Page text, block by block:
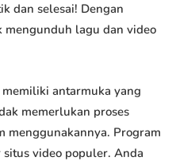
dan selesai! Dengan
lagu dan video
antarmuka yang
memerlukan proses
menggunakannya. Program
video populer. Anda